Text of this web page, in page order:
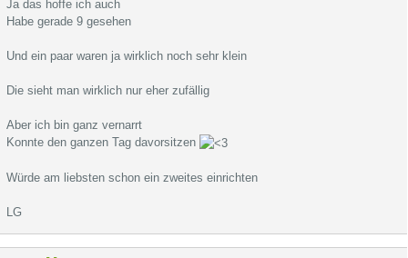
Ja das hoffe ich auch
Habe gerade 9 gesehen
Und ein paar waren ja wirklich noch sehr klein
Die sieht man wirklich nur eher zufällig
Aber ich bin ganz vernarrt
Konnte den ganzen Tag davorsitzen
Würde am liebsten schon ein zweites einrichten
LG